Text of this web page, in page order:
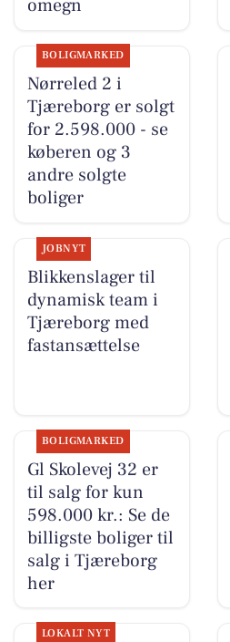
omegn
BOLIGMARKED
Nørreled 2 i
Tjæreborg er solgt
for 2.598.000 - se
køberen og 3
andre solgte
boliger
JOBNYT
Blikkenslager til
dynamisk team i
Tjæreborg med
fastansættelse
BOLIGMARKED
Gl Skolevej 32 er
til salg for kun
598.000 kr.: Se de
billigste boliger til
salg i Tjæreborg
her
LOKALT NYT